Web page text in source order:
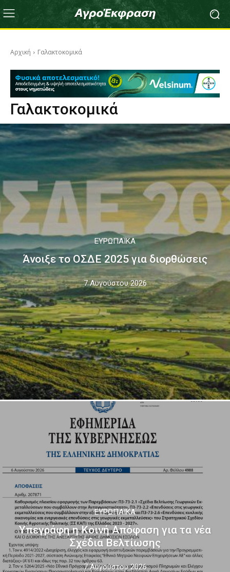
Αρχική Γαλακτοκομικά
Γαλακτοκομικά
ΕΥΡΩΠΑΪΚΆ
Άνοιξε το ΟΣΔΕ 2025 για διορθώσεις
7 Αυγούστου 2026
ΕΥΡΩΠΑΪΚΆ
Υπεγράφη η Κοινή Απόφαση για τα νέα
Σχέδια Βελτίωσης
7 Αυγούστου 2026